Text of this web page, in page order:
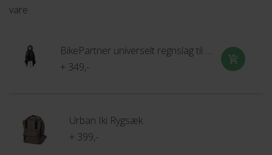
vare
BikePartner universelt regnslag til barnestol
+ 349,-
Urban Iki Rygsæk
+ 399,-